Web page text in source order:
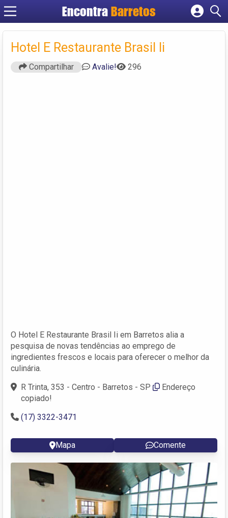
Encontra Barretos
Cadastrar empresa
Criar conta
Hotel E Restaurante Brasil Ii
Compartilhar Avalie! 296
O Hotel E Restaurante Brasil Ii em Barretos alia a
pesquisa de novas tendências ao emprego de
ingredientes frescos e locais para oferecer o melhor da
culinária.
R Trinta, 353 - Centro - Barretos - SP
Endereço
copiado!
(17) 3322-3471
Mapa Comente